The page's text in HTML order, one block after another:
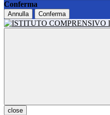
Conferma
Annulla Conferma
close